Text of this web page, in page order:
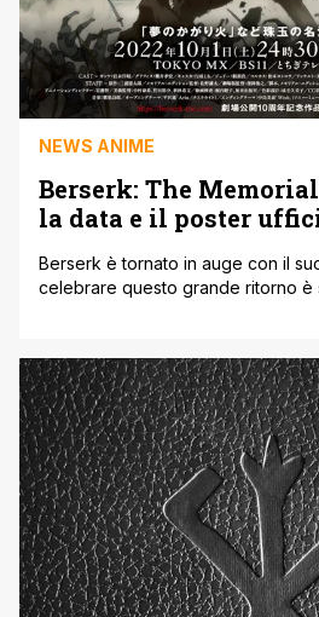
NEWS ANIME
Berserk: The
la data e il poster
Berserk è tornato in auge con il
celebrare questo grande ritorno è
all'interno di questa Memorial
alcuni minuti inediti mai aggiunti
Oggi possiamo ammirare sul [']